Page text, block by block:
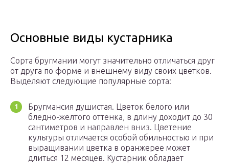
Основные виды кустарника
Сорта бругмании могут значительно отличаться друг
от друга по форме и внешнему виду своих цветков.
Выделяют следующие популярные сорта:
Бругмансия душистая. Цветок белого или
бледно-желтого оттенка, в длину доходит до 30
сантиметров и направлен вниз. Цветение
культуры отличается особой обильностью и при
выращивании цветка в оранжерее может
длиться 12 месяцев. Кустарник обладает